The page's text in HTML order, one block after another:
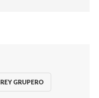
REY GRUPERO